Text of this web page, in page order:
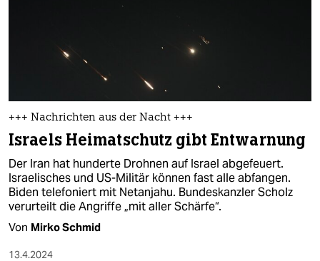
+++ Nachrichten aus der Nacht +++
Israels Heimatschutz gibt Entwarnung
Der Iran hat hunderte Drohnen auf Israel abgefeuert.
Israelisches und US-Militär können fast alle abfangen.
Biden telefoniert mit Netanjahu. Bundeskanzler Scholz
verurteilt die Angriffe „mit aller Schärfe“.
Von Mirko Schmid
13.4.2024